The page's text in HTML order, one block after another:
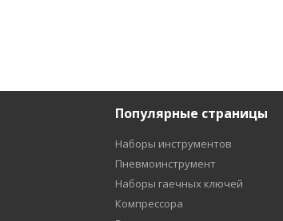
Популярные страницы
Наборы инструментов
Пневмоинструмент
Наборы гаечных ключей
Компрессора